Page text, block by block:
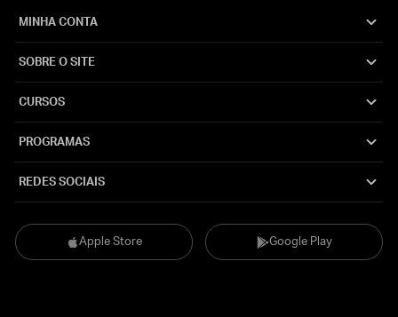
Apple Store Google Play
MINHA CONTA
SOBRE O SITE
CURSOS
PROGRAMAS
REDES SOCIAIS